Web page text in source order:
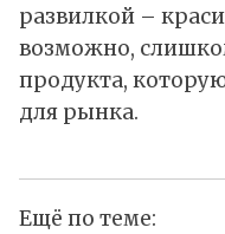
развилкой –
возможно,
продукта,
для рынка.
Ещё по теме: